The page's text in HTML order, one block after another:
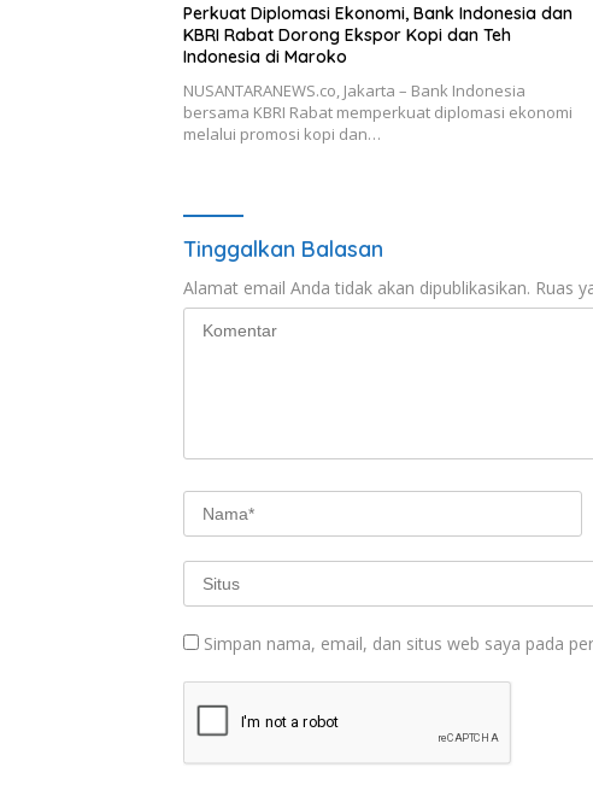
Perkuat Diplomasi Ekonomi, Bank Indonesia dan
KBRI Rabat Dorong Ekspor Kopi dan Teh
Indonesia di Maroko
NUSANTARANEWS.co, Jakarta – Bank Indonesia
bersama KBRI Rabat memperkuat diplomasi ekonomi
melalui promosi kopi dan…
Tinggalkan Balasan
Alamat email Anda tidak akan dipublikasikan. Ruas
Simpan nama, email, dan situs web saya pada